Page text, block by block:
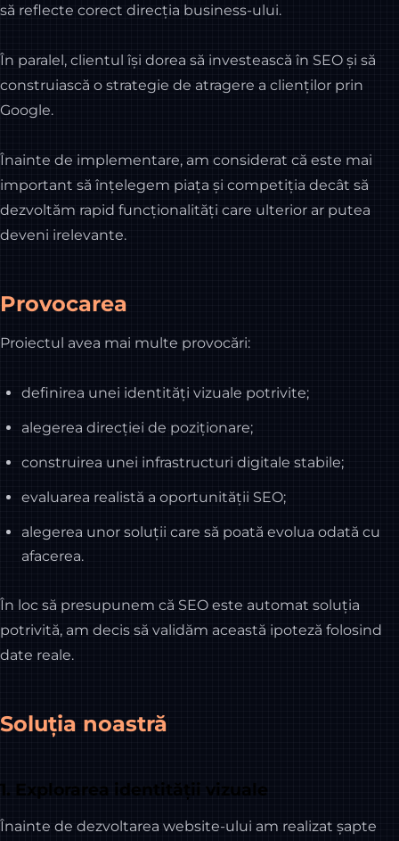
să reflecte corect direcția business-ului.
În paralel, clientul își dorea să investească în SEO și să
construiască o strategie de atragere a clienților prin
Google.
Înainte de implementare, am considerat că este mai
important să înțelegem piața și competiția decât să
dezvoltăm rapid funcționalități care ulterior ar putea
deveni irelevante.
Provocarea
Proiectul avea mai multe provocări:
definirea unei identități vizuale potrivite;
alegerea direcției de poziționare;
construirea unei infrastructuri digitale stabile;
evaluarea realistă a oportunității SEO;
alegerea unor soluții care să poată evolua odată cu
afacerea.
În loc să presupunem că SEO este automat soluția
potrivită, am decis să validăm această ipoteză folosind
date reale.
Soluția noastră
1. Explorarea identității vizuale
Înainte de dezvoltarea website-ului am realizat șapte